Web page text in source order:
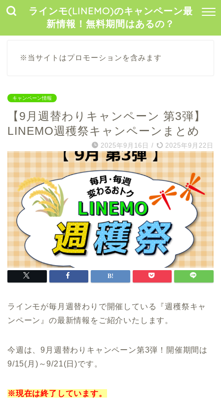
ラインモ(LINEMO)のキャンペーン最
新情報！無料期間はあるの？
※当サイトはプロモーションを含みます
キャンペーン情報
【9月週替わりキャンペーン 第3弾】
LINEMO週穫祭キャンペーンまとめ
2025年9月16日 / 2025年9月22日
ラインモが毎月週替わりで開催している『週穫祭キャ
ンペーン』の最新情報をご紹介いたします。
今週は、9月週替わりキャンペーン第3弾！開催期間は
9/15(月)～9/21(日)です。
※現在は終了しています。